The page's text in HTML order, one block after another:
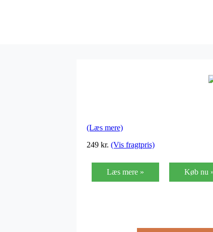
(Læs mere)
249 kr. (Vis fragtpris)
Læs mere » Køb nu